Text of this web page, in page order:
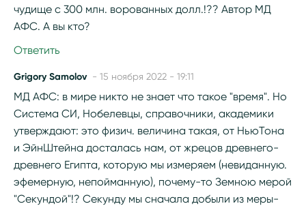
чудище с 300 млн. ворованных долл.!?? Автор МД
АФС. А вы кто?
Ответить
Grigory Samolov - 15 ноября 2022 - 19:11
МД АФС: в мире никто не знает что такое "время". Но
Система СИ, Нобелевцы, справочники, академики
утверждают: это физич. величина такая, от НьюТона
и ЭйнШтейна досталась нам, от жрецов древнего-
древнего Египта, которую мы измеряем (невиданную.
эфемерную, непойманную), почему-то Земною мерой
"Секундой"!? Секунду мы сначала добыли из меры-